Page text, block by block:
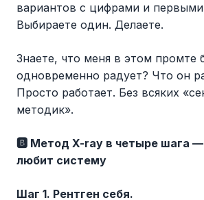
вариантов с цифрами и
Выбираете один. Делаете.
Знаете, что меня в этом промте
одновременно радует? Что он
Просто работает. Без всяких
методик».
🅱️ Метод X-ray в четыре шага —
любит систему
Шаг 1. Рентген себя.